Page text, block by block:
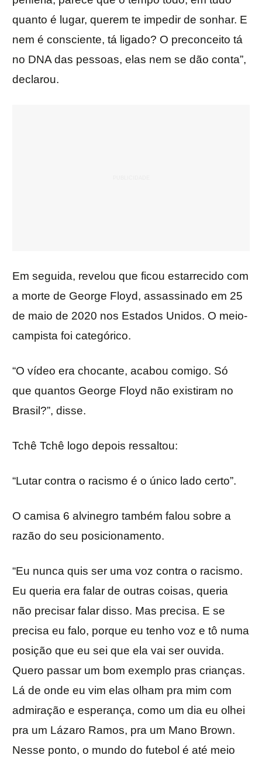
quanto é lugar, querem te impedir de sonhar. E
nem é consciente, tá ligado? O preconceito tá
no DNA das pessoas, elas nem se dão conta”,
declarou.
Em seguida, revelou que ficou estarrecido com
a morte de George Floyd, assassinado em 25
de maio de 2020 nos Estados Unidos. O meio-
campista foi categórico.
“O vídeo era chocante, acabou comigo. Só
que quantos George Floyd não existiram no
Brasil?”, disse.
Tchê Tchê logo depois ressaltou:
“Lutar contra o racismo é o único lado certo”.
O camisa 6 alvinegro também falou sobre a
razão do seu posicionamento.
“Eu nunca quis ser uma voz contra o racismo.
Eu queria era falar de outras coisas, queria
não precisar falar disso. Mas precisa. E se
precisa eu falo, porque eu tenho voz e tô numa
posição que eu sei que ela vai ser ouvida.
Quero passar um bom exemplo pras crianças.
Lá de onde eu vim elas olham pra mim com
admiração e esperança, como um dia eu olhei
pra um Lázaro Ramos, pra um Mano Brown.
Nesse ponto, o mundo do futebol é até meio